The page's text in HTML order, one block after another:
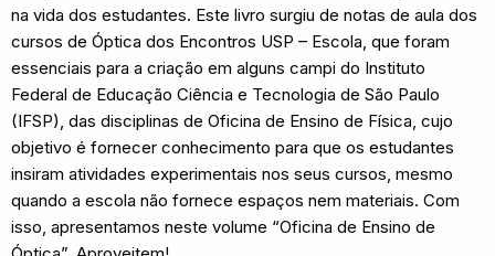
na vida dos estudantes. Este livro surgiu de notas de aula dos
cursos de Óptica dos Encontros USP – Escola, que foram
essenciais para a criação em alguns campi do Instituto
Federal de Educação Ciência e Tecnologia de São Paulo
(IFSP), das disciplinas de Oficina de Ensino de Física, cujo
objetivo é fornecer conhecimento para que os estudantes
insiram atividades experimentais nos seus cursos, mesmo
quando a escola não fornece espaços nem materiais. Com
isso, apresentamos neste volume “Oficina de Ensino de